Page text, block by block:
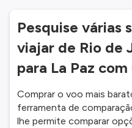
Pesquise várias
viajar de Rio de
para La Paz
Comprar o voo mais
ferramenta de
lhe permite comparar